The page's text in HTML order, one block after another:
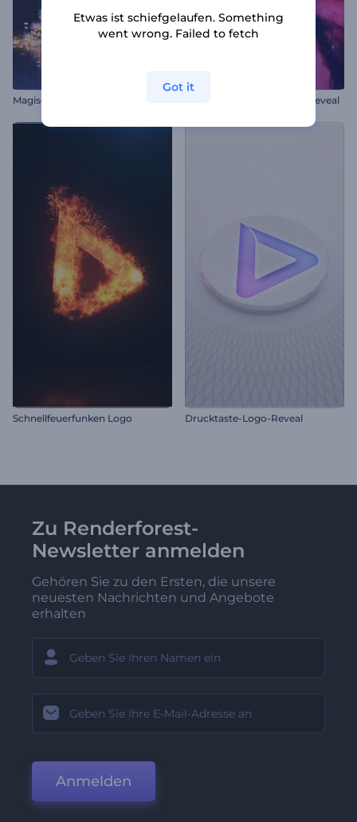
Leuchtender Nebel Logo-Reveal
Schnellfeuerfunken Logo Drucktaste-Logo-Reveal
Zu Renderforest-
Newsletter anmelden
Gehören Sie zu den Ersten, die unsere
neuesten Nachrichten und Angebote
erhalten
Anmelden
Etwas ist schiefgelaufen. Something
went wrong. Failed to fetch
Got it